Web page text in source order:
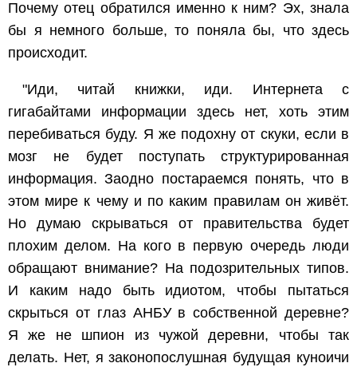
Почему отец обратился именно к ним? Эх, знала
бы я немного больше, то поняла бы, что здесь
происходит.
"Иди, читай книжки, иди. Интернета с
гигабайтами информации здесь нет, хоть этим
перебиваться буду. Я же подохну от скуки, если в
мозг не будет поступать структурированная
информация. Заодно постараемся понять, что в
этом мире к чему и по каким правилам он живёт.
Но думаю скрываться от правительства будет
плохим делом. На кого в первую очередь люди
обращают внимание? На подозрительных типов.
И каким надо быть идиотом, чтобы пытаться
скрыться от глаз АНБУ в собственной деревне?
Я же не шпион из чужой деревни, чтобы так
делать. Нет, я законопослушная будущая куноичи